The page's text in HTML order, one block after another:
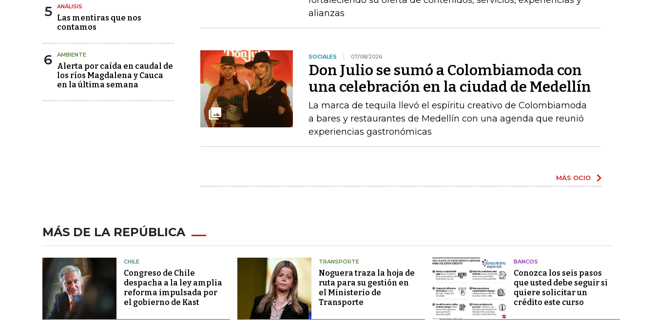
5 ANÁLISIS
Las mentiras que nos
contamos
6 AMBIENTE
Alerta por caída en caudal de
los ríos Magdalena y Cauca
en la última semana
alianzas
SOCIALES 07/08/2026
Don Julio se sumó a Colombiamoda con
una celebración en la ciudad de Medellín
La marca de tequila llevó el espíritu creativo de Colombiamoda
a bares y restaurantes de Medellín con una agenda que reunió
experiencias gastronómicas
MÁS OCIO
MÁS DE LA REPÚBLICA
CHILE
Congreso de Chile
despacha a la ley amplia
reforma impulsada por
el gobierno de Kast
TRANSPORTE
Noguera traza la hoja de
ruta para su gestión en
el Ministerio de
Transporte
BANCOS
Conozca los seis pasos
que usted debe seguir si
quiere solicitar un
crédito este curso